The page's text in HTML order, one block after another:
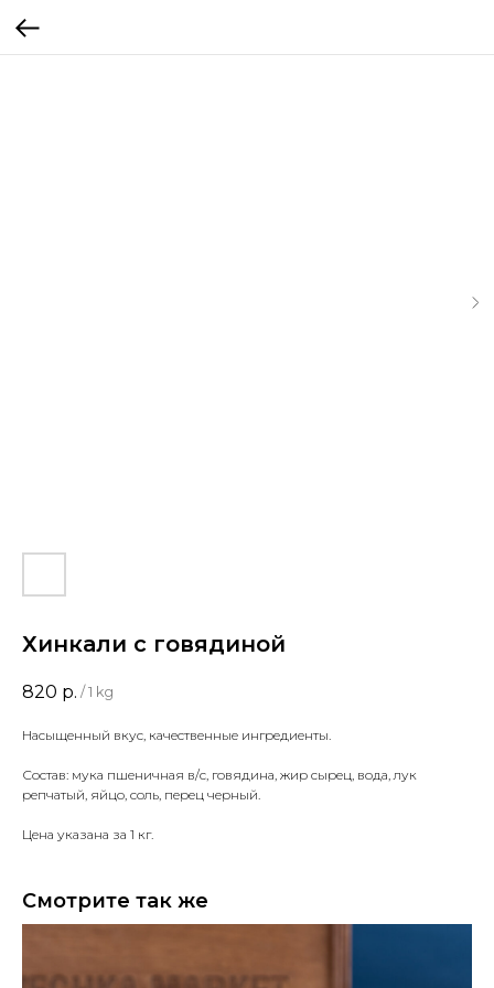
Хинкали с говядиной
820 р. / 1 kg
Насыщенный вкус, качественные ингредиенты.
Состав: мука пшеничная в/с, говядина, жир сырец, вода, лук
репчатый, яйцо, соль, перец черный.
Цена указана за 1 кг.
Смотрите так же